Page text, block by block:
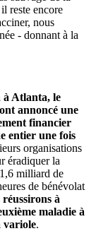
reste encore
nous
- donnant à la
à Atlanta, le
annoncé une
financier
entier une fois
organisations
éradiquer la
milliard de
de bénévolat
à
maladie à
variole.